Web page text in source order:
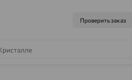
Проверить заказ